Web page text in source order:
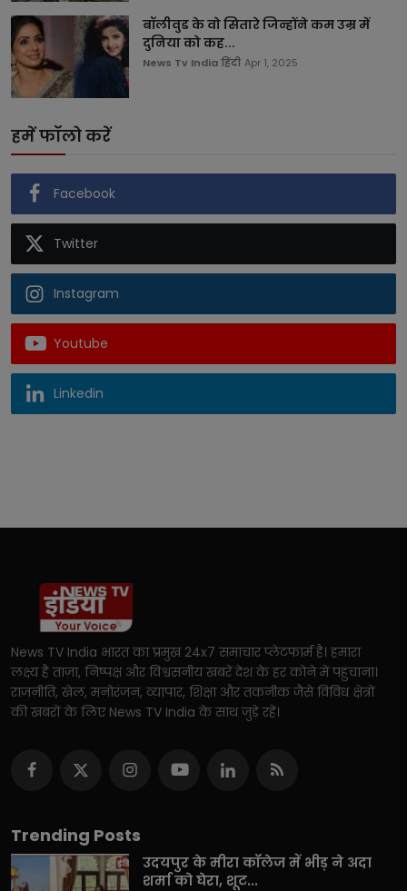
बॉलीवुड के वो सितारे जिन्होंने कम उम्र में
दुनिया को कह...
News Tv India हिंदी Apr 1, 2025
हमें फॉलो करें
Facebook
Twitter
Instagram
Youtube
Linkedin
News TV India भारत का प्रमुख 24x7 समाचार प्लेटफार्म है। हमारा
लक्ष्य है ताज़ा, निष्पक्ष और विश्वसनीय खबरें देश के हर कोने में पहुंचाना।
राजनीति, खेल, मनोरंजन, व्यापार, शिक्षा और तकनीक जैसे विविध क्षेत्रों
की खबरों के लिए News TV India के साथ जुड़े रहें।
Trending Posts
उदयपुर के मीरा कॉलेज में भीड़ ने अदा
शर्मा को घेरा, शूट...